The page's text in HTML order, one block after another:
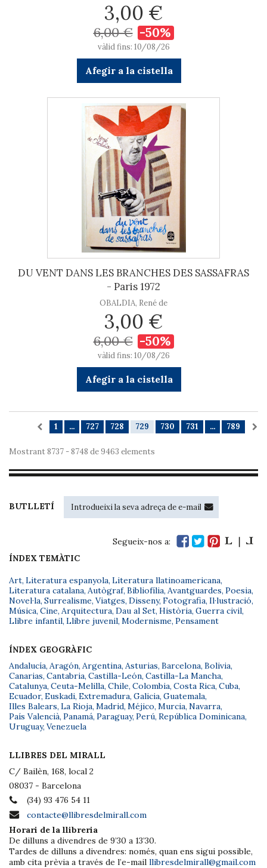
3,00 €
6,00 € -50%
vàlid fins: 10/08/26
Afegir a la cistella
DU VENT DANS LES BRANCHES DES SASSAFRAS
- Paris 1972
OBALDIA, René de
3,00 €
6,00 € -50%
vàlid fins: 10/08/26
Afegir a la cistella
1 ... 727 728 729 730 731 ... 789
Mostrant 8737 - 8748 de 9463 elements
BUTLLETÍ
Segueix-nos a:
ÍNDEX TEMÀTIC
Art, Literatura espanyola, Literatura llatinoamericana,
Literatura catalana, Autògraf, Bibliofília, Avantguardes, Poesia,
Novel·la, Surrealisme, Viatges, Disseny, Fotografia, Il·lustració,
Música, Cine, Arquitectura, Dau al Set, Història, Guerra civil,
Llibre infantil, Llibre juvenil, Modernisme, Pensament
ÍNDEX GEOGRÀFIC
Andalucía, Aragón, Argentina, Asturias, Barcelona, Bolivia,
Canarias, Cantabria, Castilla-León, Castilla-La Mancha,
Catalunya, Ceuta-Melilla, Chile, Colombia, Costa Rica, Cuba,
Ecuador, Euskadi, Extremadura, Galicia, Guatemala,
Illes Balears, La Rioja, Madrid, Méjico, Murcia, Navarra,
País Valencià, Panamá, Paraguay, Perú, República Dominicana,
Uruguay, Venezuela
LLIBRES DEL MIRALL
C/ Bailèn, 168, local 2
08037 - Barcelona
(34) 93 476 54 11
contacte@llibresdelmirall.com
Horari de la llibreria
De dilluns a divendres de 9’30 a 13’30.
Tardes de dilluns a divendres: només, quan ens sigui possible,
amb cita prèvia a través de l’e-mail llibresdelmirall@gmail.com